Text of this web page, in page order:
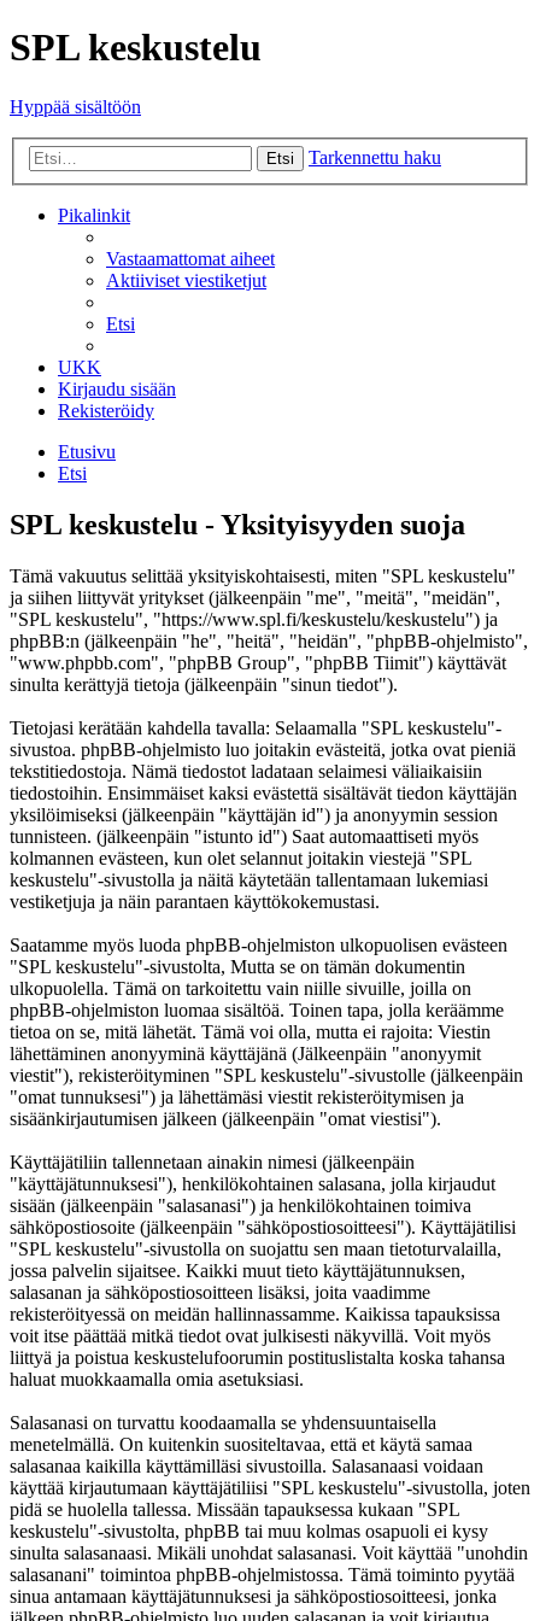
SPL keskustelu
Hyppää sisältöön
Etsi Tarkennettu haku
Pikalinkit
Vastaamattomat aiheet
Aktiiviset viestiketjut
Etsi
UKK
Kirjaudu sisään
Rekisteröidy
Etusivu
Etsi
SPL keskustelu - Yksityisyyden suoja
Tämä vakuutus selittää yksityiskohtaisesti, miten "SPL keskustelu"
ja siihen liittyvät yritykset (jälkeenpäin "me", "meitä", "meidän",
"SPL keskustelu", "https://www.spl.fi/keskustelu/keskustelu") ja
phpBB:n (jälkeenpäin "he", "heitä", "heidän", "phpBB-ohjelmisto",
"www.phpbb.com", "phpBB Group", "phpBB Tiimit") käyttävät
sinulta kerättyjä tietoja (jälkeenpäin "sinun tiedot").
Tietojasi kerätään kahdella tavalla: Selaamalla "SPL keskustelu"-
sivustoa. phpBB-ohjelmisto luo joitakin evästeitä, jotka ovat pieniä
tekstitiedostoja. Nämä tiedostot ladataan selaimesi väliaikaisiin
tiedostoihin. Ensimmäiset kaksi evästettä sisältävät tiedon käyttäjän
yksilöimiseksi (jälkeenpäin "käyttäjän id") ja anonyymin session
tunnisteen. (jälkeenpäin "istunto id") Saat automaattiseti myös
kolmannen evästeen, kun olet selannut joitakin viestejä "SPL
keskustelu"-sivustolla ja näitä käytetään tallentamaan lukemiasi
vestiketjuja ja näin parantaen käyttökokemustasi.
Saatamme myös luoda phpBB-ohjelmiston ulkopuolisen evästeen
"SPL keskustelu"-sivustolta, Mutta se on tämän dokumentin
ulkopuolella. Tämä on tarkoitettu vain niille sivuille, joilla on
phpBB-ohjelmiston luomaa sisältöä. Toinen tapa, jolla keräämme
tietoa on se, mitä lähetät. Tämä voi olla, mutta ei rajoita: Viestin
lähettäminen anonyyminä käyttäjänä (Jälkeenpäin "anonyymit
viestit"), rekisteröityminen "SPL keskustelu"-sivustolle (jälkeenpäin
"omat tunnuksesi") ja lähettämäsi viestit rekisteröitymisen ja
sisäänkirjautumisen jälkeen (jälkeenpäin "omat viestisi").
Käyttäjätiliin tallennetaan ainakin nimesi (jälkeenpäin
"käyttäjätunnuksesi"), henkilökohtainen salasana, jolla kirjaudut
sisään (jälkeenpäin "salasanasi") ja henkilökohtainen toimiva
sähköpostiosoite (jälkeenpäin "sähköpostiosoitteesi"). Käyttäjätilisi
"SPL keskustelu"-sivustolla on suojattu sen maan tietoturvalailla,
jossa palvelin sijaitsee. Kaikki muut tieto käyttäjätunnuksen,
salasanan ja sähköpostiosoitteen lisäksi, joita vaadimme
rekisteröityessä on meidän hallinnassamme. Kaikissa tapauksissa
voit itse päättää mitkä tiedot ovat julkisesti näkyvillä. Voit myös
liittyä ja poistua keskustelufoorumin postituslistalta koska tahansa
haluat muokkaamalla omia asetuksiasi.
Salasanasi on turvattu koodaamalla se yhdensuuntaisella
menetelmällä. On kuitenkin suositeltavaa, että et käytä samaa
salasanaa kaikilla käyttämilläsi sivustoilla. Salasanaasi voidaan
käyttää kirjautumaan käyttäjätiliisi "SPL keskustelu"-sivustolla, joten
pidä se huolella tallessa. Missään tapauksessa kukaan "SPL
keskustelu"-sivustolta, phpBB tai muu kolmas osapuoli ei kysy
sinulta salasanaasi. Mikäli unohdat salasanasi. Voit käyttää "unohdin
salasanani" toimintoa phpBB-ohjelmistossa. Tämä toiminto pyytää
sinua antamaan käyttäjätunnuksesi ja sähköpostiosoitteesi, jonka